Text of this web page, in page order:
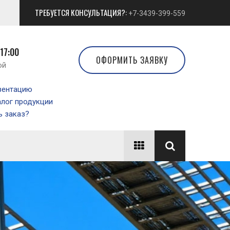
ТРЕБУЕТСЯ КОНСУЛЬТАЦИЯ?: +7-3439-399-559
продукции
заказ?
ОФОРМИТЬ ЗАЯВКУ